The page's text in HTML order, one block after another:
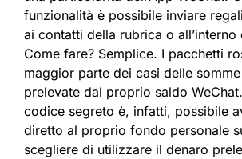
funzionalità è possibile inviare
ai contatti della rubrica o
Come fare? Semplice. I pacchetti
maggior parte dei casi delle
prelevate dal proprio saldo
codice segreto è, infatti, possibile
diretto al proprio fondo personale
scegliere di utilizzare il denaro